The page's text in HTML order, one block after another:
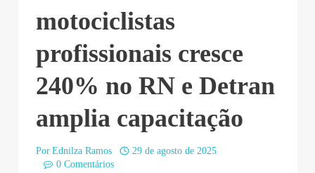
motociclistas
profissionais cresce
240% no RN e Detran
amplia capacitação
Por Ednilza Ramos
29 de agosto de 2025
0 Comentários